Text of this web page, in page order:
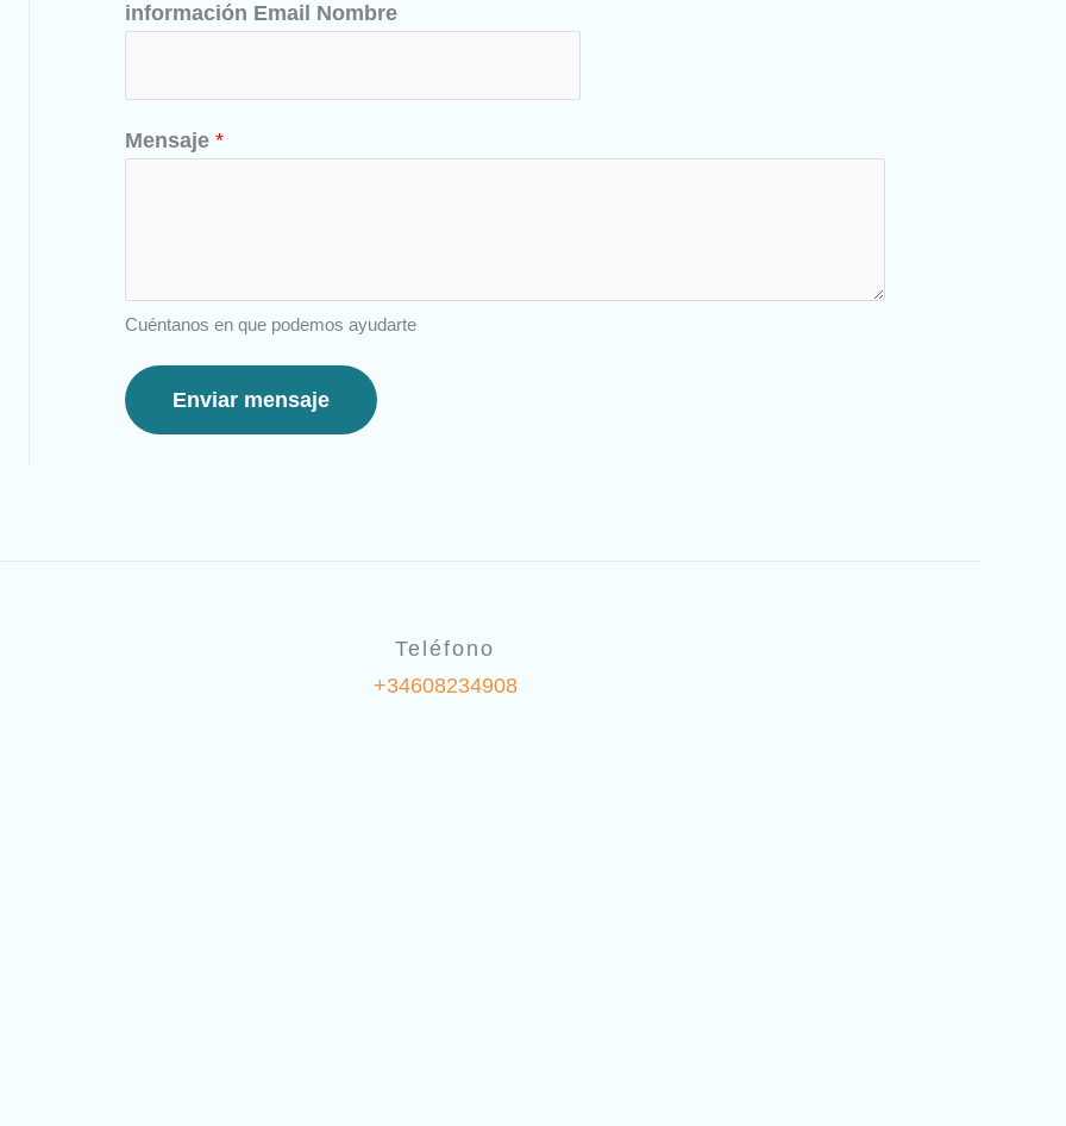
información Email Nombre
Mensaje *
Cuéntanos en que podemos ayudarte
Enviar mensaje
Teléfono
+34608234908